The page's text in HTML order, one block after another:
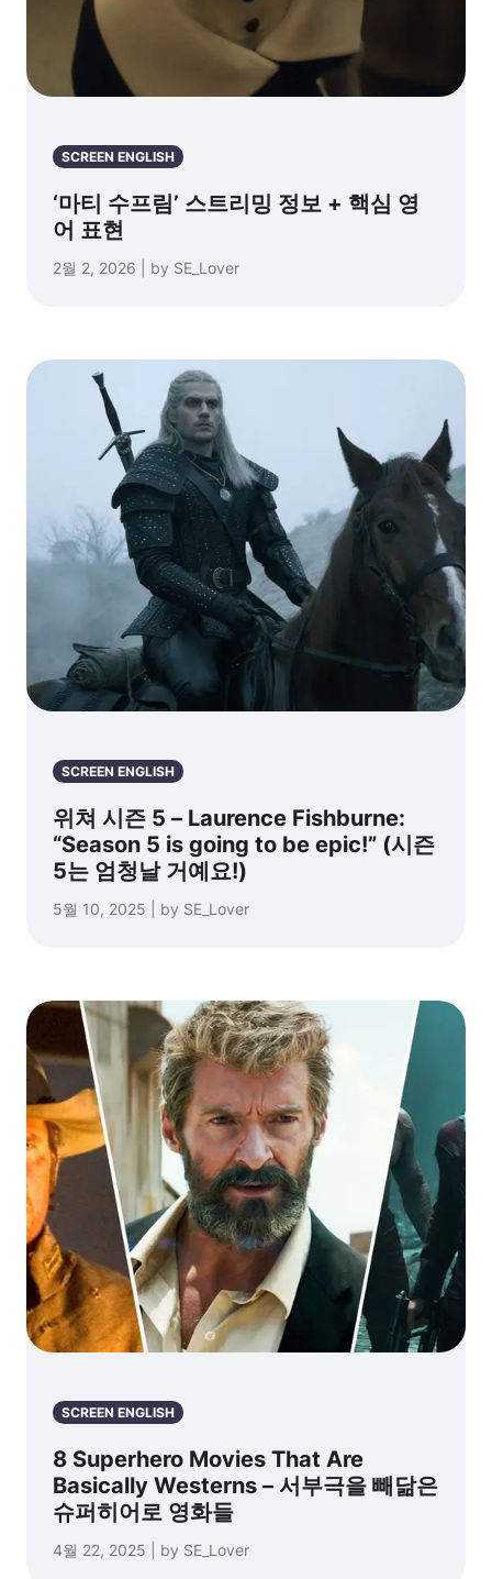
SCREEN ENGLISH
‘마티 수프림’ 스트리밍 정보 + 핵심 영
어 표현
2월 2, 2026 | by SE_Lover
SCREEN ENGLISH
위쳐 시즌 5 – Laurence Fishburne:
“Season 5 is going to be epic!” (시즌
5는 엄청날 거예요!)
5월 10, 2025 | by SE_Lover
SCREEN ENGLISH
8 Superhero Movies That Are
Basically Westerns – 서부극을 빼닮은
슈퍼히어로 영화들
4월 22, 2025 | by SE_Lover